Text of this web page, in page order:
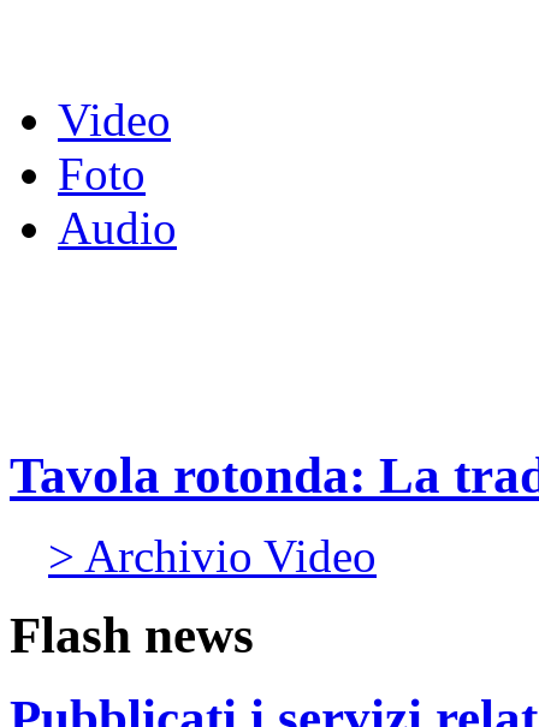
Video
Foto
Audio
Tavola rotonda: La
> Archivio Video
Flash news